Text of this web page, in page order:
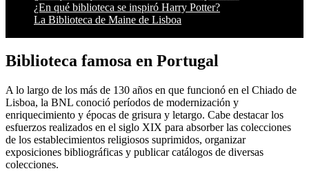
¿En qué biblioteca se inspiró Harry Potter?
La Biblioteca de Maine de Lisboa
Biblioteca famosa en Portugal
A lo largo de los más de 130 años en que funcionó en el Chiado de
Lisboa, la BNL conoció períodos de modernización y
enriquecimiento y épocas de grisura y letargo. Cabe destacar los
esfuerzos realizados en el siglo XIX para absorber las colecciones
de los establecimientos religiosos suprimidos, organizar
exposiciones bibliográficas y publicar catálogos de diversas
colecciones.